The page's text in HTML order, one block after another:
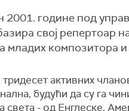
године под
свој репертоар
младих композитора и
активних
будући да су га
света - од Енглеске,